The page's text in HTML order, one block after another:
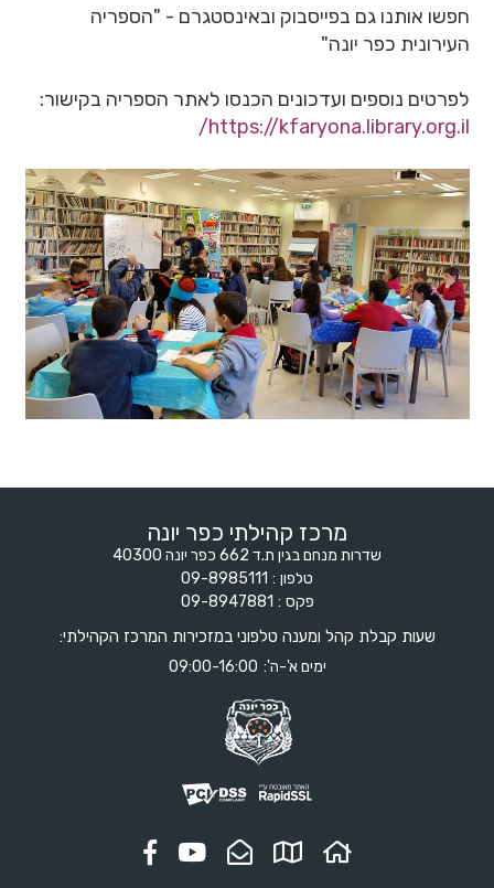
חפשו אותנו גם בפייסבוק ובאינסטגרם - "הספריה
העירונית כפר יונה"
לפרטים נוספים ועדכונים הכנסו לאתר הספריה בקישור:
https://kfaryona.library.org.il/
מרכז קהילתי כפר יונה
שדרות מנחם בגין ת.ד 662 כפר יונה 40300
טלפון
09-8985111
פקס
09-8947881
שעות קבלת קהל ומענה טלפוני במזכירות המרכז הקהילתי:
ימים א'-ה': 09:00-16:00